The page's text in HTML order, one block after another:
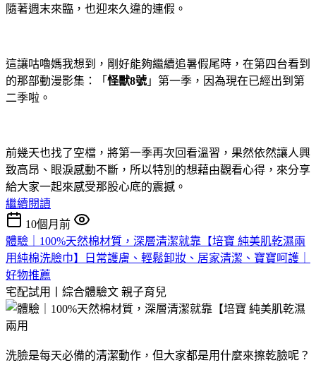
隨著週末來臨，也迎來久違的連假。
這讓咕嚕媽我想到，剛好能夠繼續追暑假尾時，在第四台看到
的那部動漫影集：「 怪獸8號」第一季，因為現在已經出到第
二季啦。
前幾天也找了空檔，將第一季再次回看溫習，果然依然讓人興
致高昂、眼淚感動不斷，所以特別的想藉由觀看心得，來分享
給大家一起來感受那股心底的震撼。
繼續閱讀
10個月前
體驗｜100%天然棉材質，深層清潔就靠【培寶 純美肌乾濕兩
用純棉洗臉巾】日常護膚、輕鬆卸妝、居家清潔、寶寶呵護｜
好物推薦
宅配試用丨綜合體驗文 親子育兒
洗臉是每天必備的清潔動作，但大家都是用什麼來擦乾臉呢？